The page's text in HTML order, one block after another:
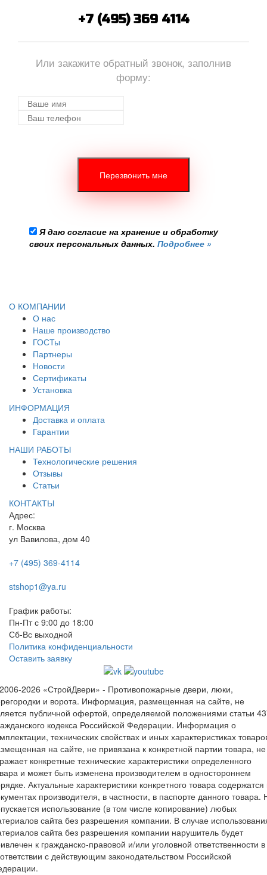
+7 (495) 369 4114
Или закажите обратный звонок, заполнив
форму:
Я даю согласие на хранение и обработку
своих персональных данных. Подробнее »
О КОМПАНИИ
О нас
Наше производство
ГОСТы
Партнеры
Новости
Сертификаты
Установка
ИНФОРМАЦИЯ
Доставка и оплата
Гарантии
НАШИ РАБОТЫ
Технологические решения
Отзывы
Статьи
КОНТАКТЫ
Адрес:
г. Москва
ул Вавилова, дом 40
+7 (495) 369-4114
stshop1@ya.ru
График работы:
Пн-Пт с 9:00 до 18:00
Сб-Вс выходной
Политика конфиденциальности
Оставить заявку
2026 «СтройДвери» - Противопожарные двери, люки,
и ворота. Информация, размещенная на сайте, не
публичной офертой, определяемой положениями статьи
кодекса Российской Федерации. Информация о
технических свойствах и иных характеристиках
на сайте, не привязана к конкретной партии товара, не
конкретные технические характеристики определенного
и может быть изменена производителем в одностороннем
Актуальные характеристики конкретного товара содержатся
производителя, в частности, в паспорте данного товара.
использование (в том числе копирование) любых
сайта без разрешения компании. В случае
сайта без разрешения компании нарушитель будет
к гражданско-правовой и/или уголовной ответственности в
с действующим законодательством Российской